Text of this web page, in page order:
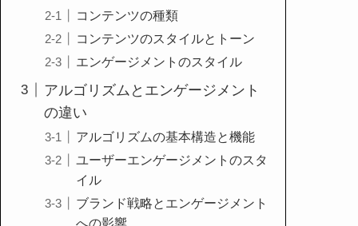
コンテンツの種類
コンテンツのスタイルとトーン
エンゲージメントのスタイル
アルゴリズムとエンゲージメント
の違い
アルゴリズムの基本構造と機能
ユーザーエンゲージメントのスタ
イル
ブランド戦略とエンゲージメント
への影響